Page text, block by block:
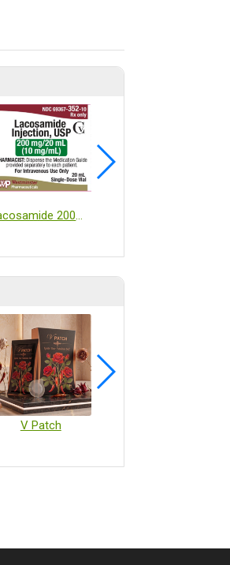
Lacosamide 200mg/20ml
V Patch